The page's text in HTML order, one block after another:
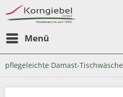
Menü
pflegeleichte Damast-Tischwäsche